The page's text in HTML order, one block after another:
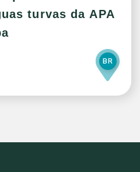
turvas da APA
BR